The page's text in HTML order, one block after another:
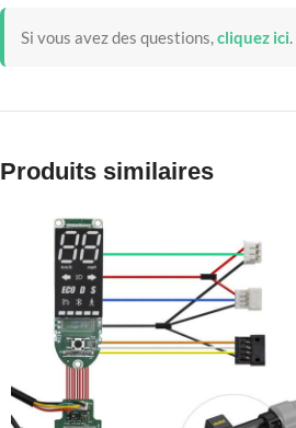
Si vous avez des questions,cliquez ici.
Produits similaires